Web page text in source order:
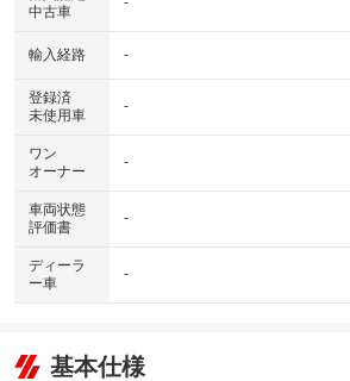
中古車
輸入経路 -
登録済
未使用車
-
ワン
オーナー
-
車両状態
評価書
-
ディーラ
ー車
-
基本仕様